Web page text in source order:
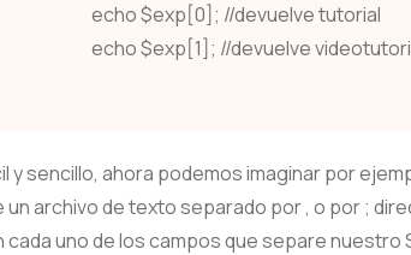
echo $exp[0]; //devuelve tutorial
echo $exp[1]; //devuelve
y sencillo, ahora podemos imaginar por
un archivo de texto separado por , o por ;
cada uno de los campos que separe nuestro